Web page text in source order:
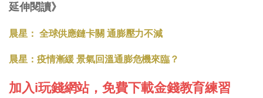
延伸閱讀》
晨星： 全球供應鏈卡關 通膨壓力不減
晨星：疫情漸緩 景氣回溫通膨危機來臨？
加入i玩錢網站，免費下載金錢教育練習